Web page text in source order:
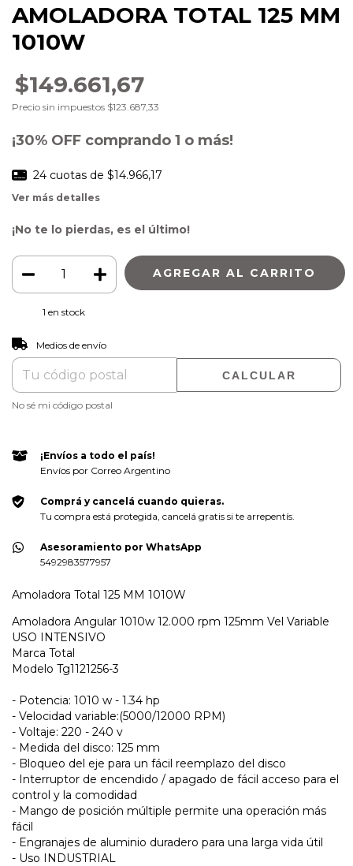
AMOLADORA TOTAL 125 MM
1010W
$149.661,67
Precio sin impuestos $123.687,33
¡30% OFF comprando 1 o más!
24 cuotas de $14.966,17
Ver más detalles
¡No te lo pierdas, es el último!
1 en stock
Entregas para el CP:
Medios de envío
CALCULAR
No sé mi código postal
¡Envíos a todo el país!
Envíos por Correo Argentino
Comprá y cancelá cuando quieras.
Tu compra está protegida, cancelá gratis si te arrepentís.
Asesoramiento por WhatsApp
5492983577957
Amoladora Total 125 MM 1010W
Amoladora Angular 1010w 12.000 rpm 125mm Vel Variable
USO INTENSIVO
Marca Total
Modelo Tg1121256-3
- Potencia: 1010 w - 1.34 hp
- Velocidad variable:(5000/12000 RPM)
- Voltaje: 220 - 240 v
- Medida del disco: 125 mm
- Bloqueo del eje para un fácil reemplazo del disco
- Interruptor de encendido / apagado de fácil acceso para el
control y la comodidad
- Mango de posición múltiple permite una operación más
fácil
- Engranajes de aluminio duradero para una larga vida útil
- Uso INDUSTRIAL